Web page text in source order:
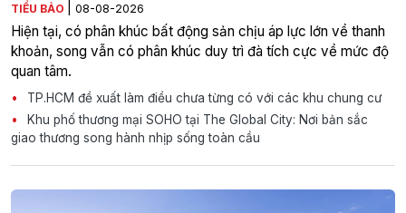
TIỂU BẢO 08-08-2026
Hiện tại, có phân khúc bất động sản chịu áp lực lớn về thanh
khoản, song vẫn có phân khúc duy trì đà tích cực về mức độ
quan tâm.
TP.HCM đề xuất làm điều chưa từng có với các khu chung cư
Khu phố thương mại SOHO tại The Global City: Nơi bản sắc
giao thương song hành nhịp sống toàn cầu